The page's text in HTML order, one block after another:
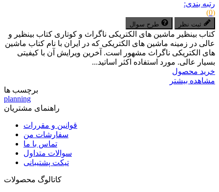
رتبه بندی:
(0)
ثبت نظر طرح سوال
کتاب بینظیر ماشین های الکتریکی ناگراث و کوتاری کتاب بینظیر و
عالی در زمینه ماشین های الکتریکی که در ایران با نام کتاب ماشین
های الکتریکی ناگراث مشهور است. آخرین ویرایش آن با کیفیتی
بسیار عالی. مورد استفاده اکثر اساتید...
خرید محصول
مشاهده بیشتر
برچسب ها
planning
راهنمای مشتریان
قوانین و مقررات
سفارشات من
تماس با ما
سوالات متداول
تیکت پشتیبانی
کاتالوگ محصولات